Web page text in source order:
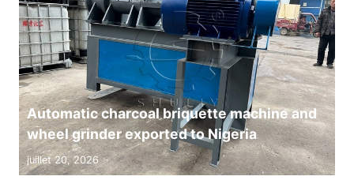
Automatic charcoal briquette machine and
wheel grinder exported to Nigeria
juillet 20, 2026